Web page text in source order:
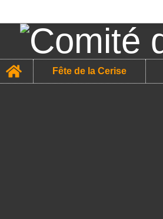
Home
Fête de la Cerise